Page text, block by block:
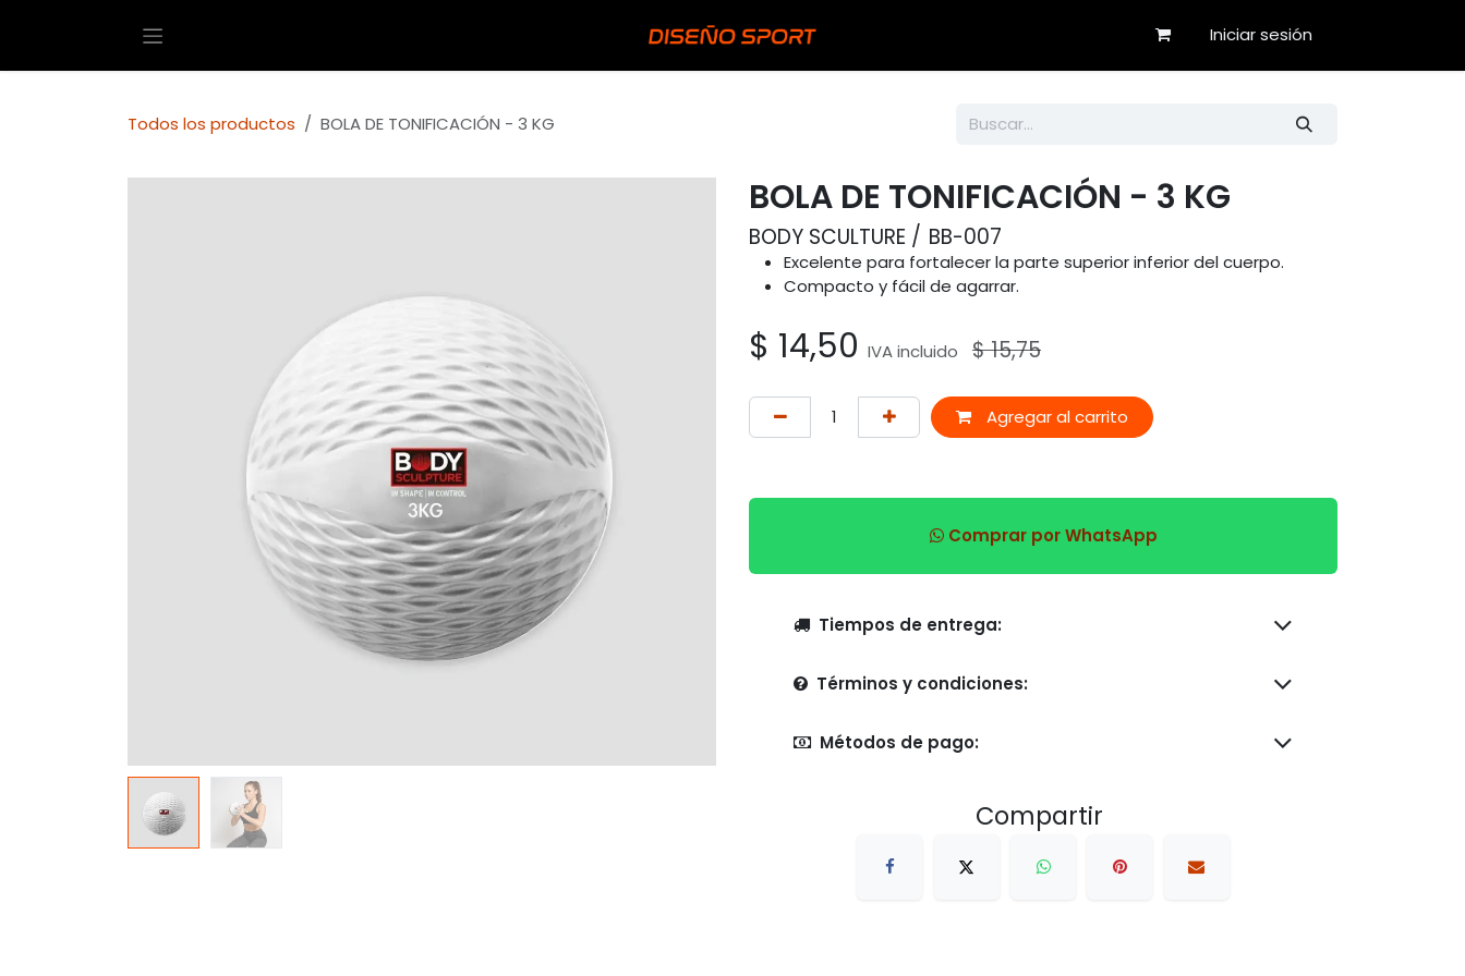
Iniciar sesión
Todos los productos BOLA DE TONIFICACIÓN - 3 KG
BOLA DE TONIFICACIÓN - 3 KG
BODY SCULTURE BB-007
Excelente para fortalecer la parte superior inferior del cuerpo.
Compacto y fácil de agarrar.
$ 14,50 IVA incluido $15,75
Agregar al carrito
Comprar por WhatsApp
Tiempos de entrega:
Términos y condiciones:
Métodos de pago:
Compartir